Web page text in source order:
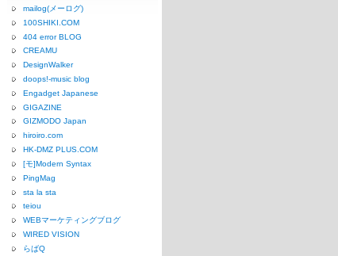
mailog(メーログ)
100SHIKI.COM
404 error BLOG
CREAMU
DesignWalker
doops!-music blog
Engadget Japanese
GIGAZINE
GIZMODO Japan
hiroiro.com
HK-DMZ PLUS.COM
[モ]Modern Syntax
PingMag
sta la sta
teiou
WEBマーケティングブログ
WIRED VISION
らばQ